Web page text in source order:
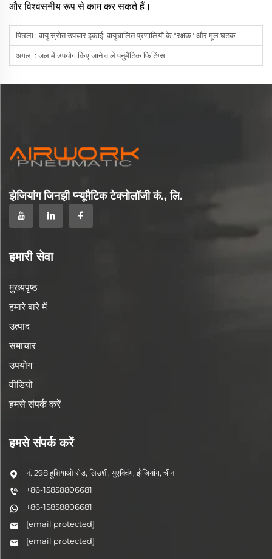
और विश्वसनीय रूप से काम कर सकते हैं।
पिछला : वायु स्रोत उपचार इकाई: वायुचालित प्रणालियों के "रक्षक" और मूल घटक
अगला : जल में उपयोग किए जाने वाले पनुमैटिक फिटिंग्स
झेजियांग जिनझी प्न्यूमैटिक टेक्नोलॉजी कं., लि.
हमारी सेवा
मुख्यपृष्ठ
हमारे बारे में
उत्पाद
समाचार
उपयोग
वीडियो
हमसे संपर्क करें
हमसे संपर्क करें
नं. 298 हूशियाओ रोड, लिउशी, युएक्विंग, झेजियांग, चीन
+86-15858806681
+86-15858806681
[email protected]
[email protected]